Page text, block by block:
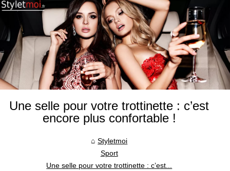
Une selle pour votre trottinette : c’est
encore plus confortable !
Styletmoi
Sport
Une selle pour votre trottinette : c’est...